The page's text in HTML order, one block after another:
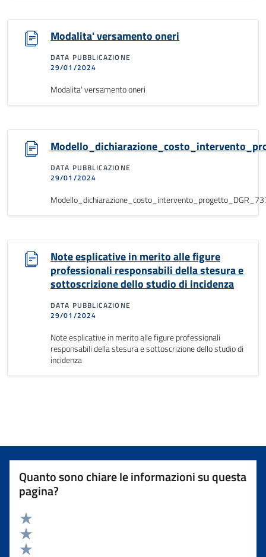
Modalita' versamento oneri
DATA PUBBLICAZIONE
29/01/2024
Modalita' versamento oneri
DATA PUBBLICAZIONE
29/01/2024
Note esplicative in merito alle figure
professionali responsabili della stesura e
sottoscrizione dello studio di incidenza
DATA PUBBLICAZIONE
29/01/2024
Note esplicative in merito alle figure professionali
responsabili della stesura e sottoscrizione dello studio di
incidenza
Quanto sono chiare le informazioni su questa
pagina?
Valuta 5 stelle su 5
Valuta 4 stelle su 5